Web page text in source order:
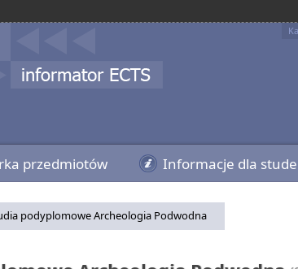
przedmiotów Informacje dla
podyplomowe Archeologia Podwodna